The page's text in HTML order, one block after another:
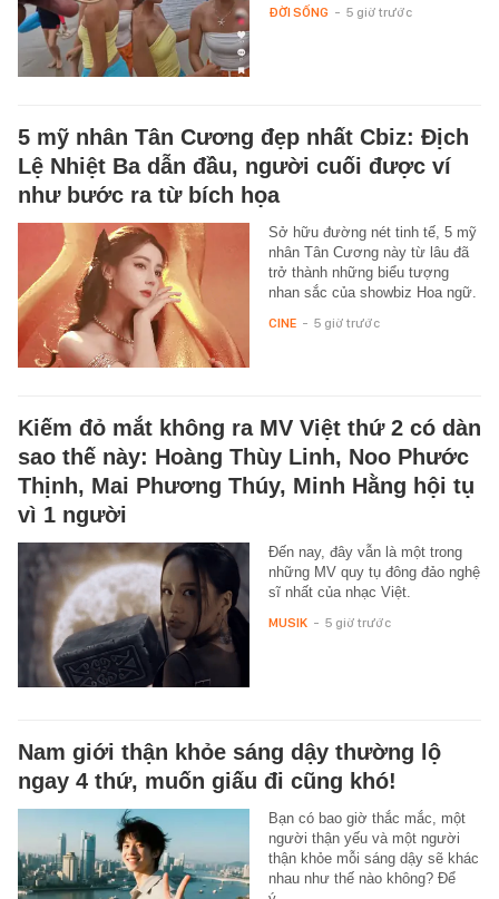
ĐỜI SỐNG - 5 giờ trước
5 mỹ nhân Tân Cương đẹp nhất Cbiz: Địch
Lệ Nhiệt Ba dẫn đầu, người cuối được ví
như bước ra từ bích họa
Sở hữu đường nét tinh tế, 5 mỹ
nhân Tân Cương này từ lâu đã
trở thành những biểu tượng
nhan sắc của showbiz Hoa ngữ.
CINE - 5 giờ trước
Kiếm đỏ mắt không ra MV Việt thứ 2 có dàn
sao thế này: Hoàng Thùy Linh, Noo Phước
Thịnh, Mai Phương Thúy, Minh Hằng hội tụ
vì 1 người
Đến nay, đây vẫn là một trong
những MV quy tụ đông đảo nghệ
sĩ nhất của nhạc Việt.
MUSIK - 5 giờ trước
Nam giới thận khỏe sáng dậy thường lộ
ngay 4 thứ, muốn giấu đi cũng khó!
Bạn có bao giờ thắc mắc, một
người thận yếu và một người
thận khỏe mỗi sáng dậy sẽ khác
nhau như thế nào không? Để